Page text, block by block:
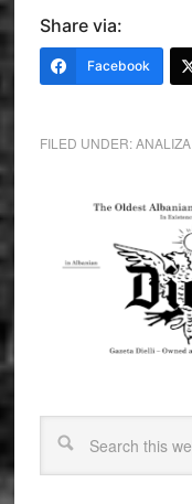
Share via:
Facebook
FILED UNDER:ANALIZA